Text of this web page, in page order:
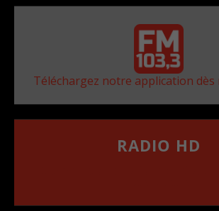
Téléchargez notre application dès
RADIO HD